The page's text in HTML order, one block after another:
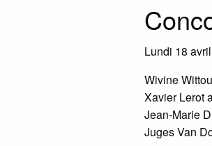
Lundi 18
Wivine
Xavier Lerot
Jean-Marie
Juges Van